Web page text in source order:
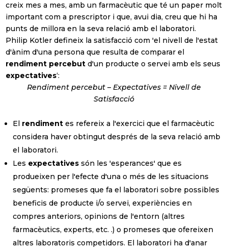
creix mes a mes, amb un farmacèutic que té un paper molt
important com a prescriptor i que, avui dia, creu que hi ha
punts de millora en la seva relació amb el laboratori.
Philip Kotler defineix la satisfacció com 'el nivell de l'estat
d'ànim d'una persona que resulta de comparar el
rendiment percebut d'un producte o servei amb els seus
expectatives‘:
Rendiment percebut – Expectatives = Nivell de
Satisfacció
El rendiment es refereix a l'exercici que el farmacèutic
considera haver obtingut després de la seva relació amb
el laboratori.
Les expectatives són les 'esperances' que es
produeixen per l'efecte d'una o més de les situacions
següents: promeses que fa el laboratori sobre possibles
beneficis de producte i/o servei, experiències en
compres anteriors, opinions de l'entorn (altres
farmacèutics, experts, etc. .) o promeses que ofereixen
altres laboratoris competidors. El laboratori ha d'anar
Real Estate
Retails | Shopping
Center
Turisme i lleure
Política de Privadesa
He llegit i accepto la Política de Privadesa
Subscriure's!